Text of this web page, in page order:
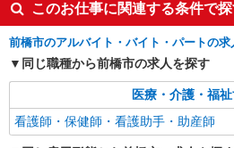
このお仕事に関連する条件で
前橋市のアルバイト・バイト・パートの求
同じ職種から前橋市の求人を探す
医療・介護・福
看護師・保健師・看護助手・助産師